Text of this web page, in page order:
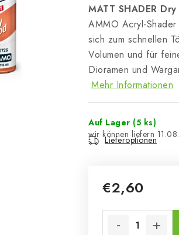
MATT SHADER
AMMO Acryl-Shader
sich zum schnellen
Volumen und für
Dioramen und
Mehr Informationen
Auf Lager (5 ks)
Lieferoptionen
€2,60